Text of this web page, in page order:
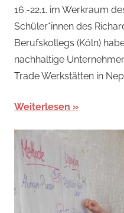
16.-22.1. im Werkraum
Schüler*innen des
Berufskollegs (Köln)
nachhaltige
Trade Werkstätten in
Weiterlesen